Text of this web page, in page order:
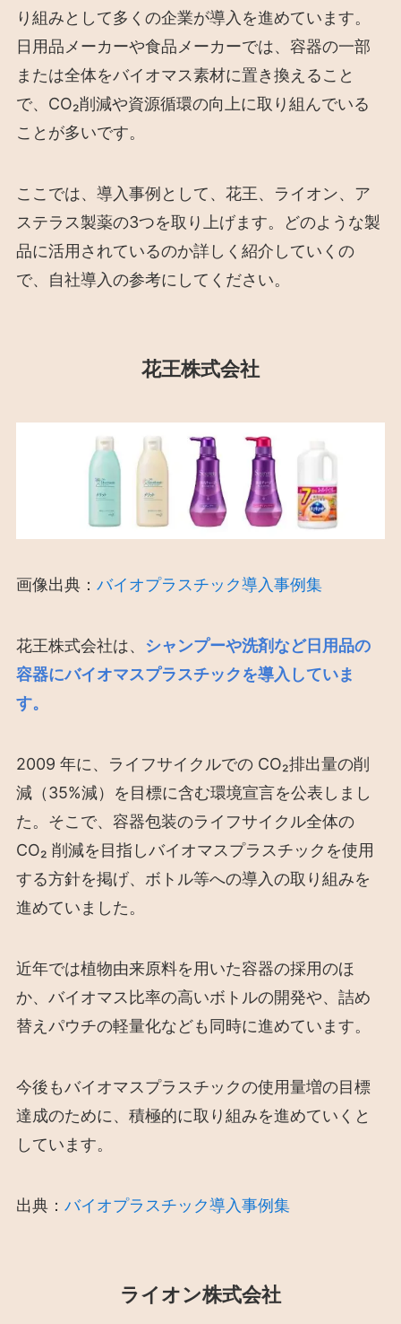
り組みとして多くの企業が導入を進めています。
日用品メーカーや食品メーカーでは、容器の一部
または全体をバイオマス素材に置き換えること
で、CO₂削減や資源循環の向上に取り組んでいる
ことが多いです。
ここでは、導入事例として、花王、ライオン、ア
ステラス製薬の3つを取り上げます。どのような製
品に活用されているのか詳しく紹介していくの
で、自社導入の参考にしてください。
花王株式会社
画像出典： バイオプラスチック導入事例集
花王株式会社は、 シャンプーや洗剤など日用品の
容器にバイオマスプラスチックを導入していま
す。
2009 年に、ライフサイクルでの CO₂排出量の削
減（35%減）を目標に含む環境宣言を公表しまし
た。そこで、容器包装のライフサイクル全体の
CO₂ 削減を目指しバイオマスプラスチックを使用
する方針を掲げ、ボトル等への導入の取り組みを
進めていました。
近年では植物由来原料を用いた容器の採用のほ
か、バイオマス比率の高いボトルの開発や、詰め
替えパウチの軽量化なども同時に進めています。
今後もバイオマスプラスチックの使用量増の目標
達成のために、積極的に取り組みを進めていくと
しています。
出典： バイオプラスチック導入事例集
ライオン株式会社